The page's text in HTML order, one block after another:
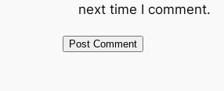
next time I comment.